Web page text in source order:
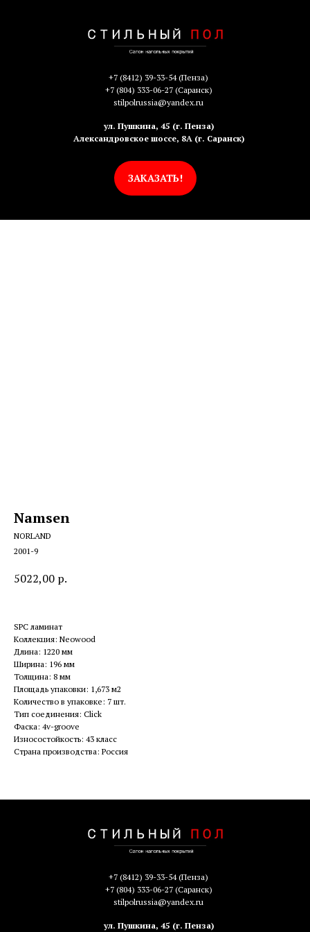
+7 (8412) 39-33-54(Пенза)
+7 (804) 333-06-27(Саранск)
stilpolrussia@yandex.ru
ул. Пушкина, 45 (г. Пенза)
Александровское шоссе, 8А (г. Саранск)
ЗАКАЗАТЬ!
Namsen
NORLAND
2001-9
5022,00 р.
SPC ламинат
Коллекция: Neowood
Длина: 1220 мм
Ширина: 196 мм
Толщина: 8 мм
Площадь упаковки: 1,673 м2
Количество в упаковке: 7 шт.
Тип соединения: Click
Фаска: 4v-groove
Износостойкость: 43 класс
Страна производства: Россия
+7 (8412) 39-33-54(Пенза)
+7 (804) 333-06-27(Саранск)
stilpolrussia@yandex.ru
ул. Пушкина, 45 (г. Пенза)